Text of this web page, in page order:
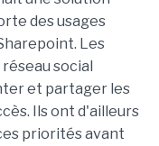
des usages
Les
social
et partager les
Ils ont d'ailleurs
priorités avant